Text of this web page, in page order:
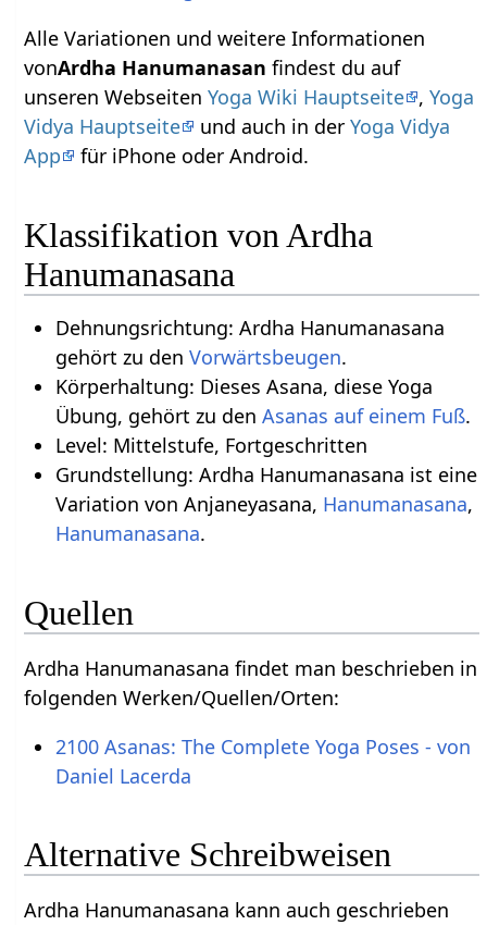
Alle Variationen und weitere Informationen
vonArdha Hanumanasan findest du auf
unseren WebseitenYoga Wiki Hauptseite ,Yoga
Vidya Hauptseite
und auch in derYoga Vidya
App
für iPhone oder Android.
Klassifikation von Ardha
Hanumanasana
Dehnungsrichtung: Ardha Hanumanasana
gehört zu den Vorwärtsbeugen.
Körperhaltung: Dieses Asana, diese Yoga
Übung, gehört zu den Asanas auf einem Fuß.
Level: Mittelstufe, Fortgeschritten
Grundstellung: Ardha Hanumanasana ist eine
Variation von Anjaneyasana, Hanumanasana,
Hanumanasana.
Quellen
Ardha Hanumanasana findet man beschrieben in
folgenden Werken/Quellen/Orten:
2100 Asanas: The Complete Yoga Poses - von
Daniel Lacerda
Alternative Schreibweisen
Ardha Hanumanasana kann auch geschrieben